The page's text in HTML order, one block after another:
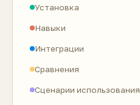
Установка
Навыки
Интеграции
Сравнения
Сценарии использования